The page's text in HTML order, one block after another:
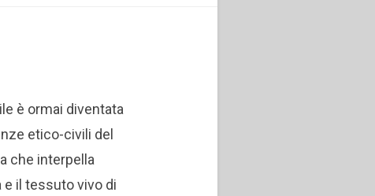
è ormai diventata
etico-civili del
che interpella
il tessuto vivo di